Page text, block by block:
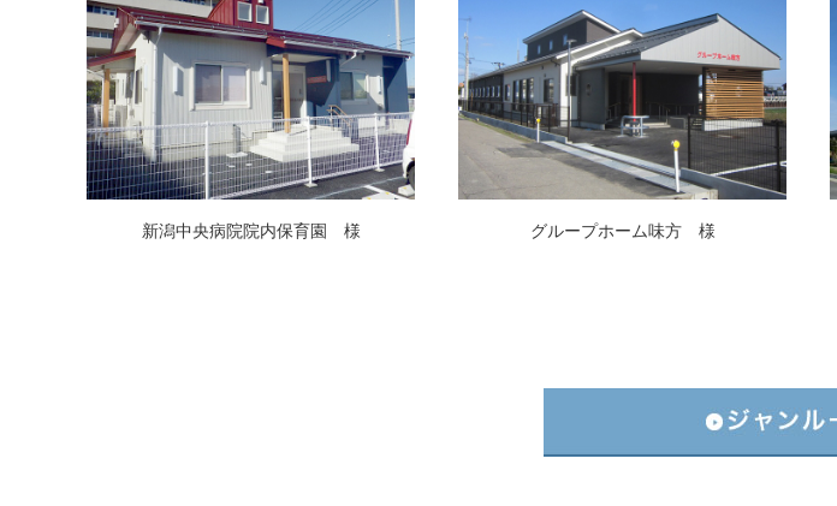
新潟中央病院院内保育園 様 グループホーム味方 様